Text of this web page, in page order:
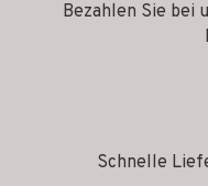
Bezahlen Sie bei
Schnelle